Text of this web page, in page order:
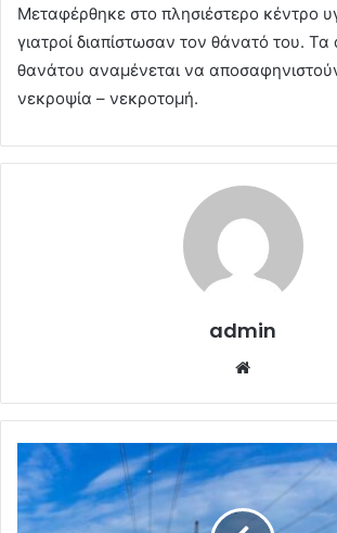
Μεταφέρθηκε στο πλησιέστερο κέντρο
γιατροί διαπίστωσαν τον θάνατό του. Τα
θανάτου αναμένεται να
νεκροψία – νεκροτομή.
admin